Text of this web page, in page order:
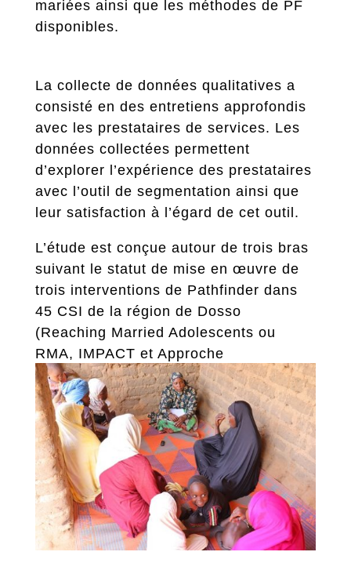
mariées ainsi que les méthodes de PF
disponibles.
La collecte de données qualitatives a
consisté en des entretiens approfondis
avec les prestataires de services. Les
données collectées permettent
d’explorer l’expérience des prestataires
avec l’outil de segmentation ainsi que
leur satisfaction à l’égard de cet outil.
L’étude est conçue autour de trois bras
suivant le statut de mise en œuvre de
trois interventions de Pathfinder dans
45 CSI de la région de Dosso
(Reaching Married Adolescents ou
RMA, IMPACT et Approche
segmentation).